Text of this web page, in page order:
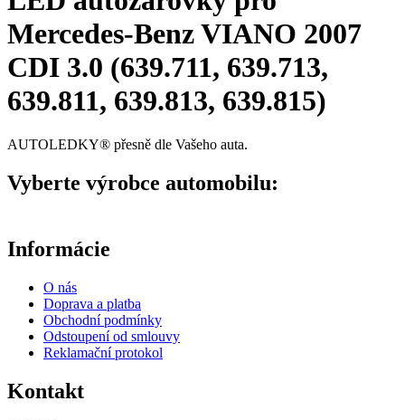
Mercedes-Benz VIANO 2007
CDI 3.0 (639.711, 639.713,
639.811, 639.813, 639.815)
AUTOLEDKY® přesně dle Vašeho auta.
Vyberte výrobce automobilu:
Informácie
O nás
Doprava a platba
Obchodní podmínky
Odstoupení od smlouvy
Reklamační protokol
Kontakt